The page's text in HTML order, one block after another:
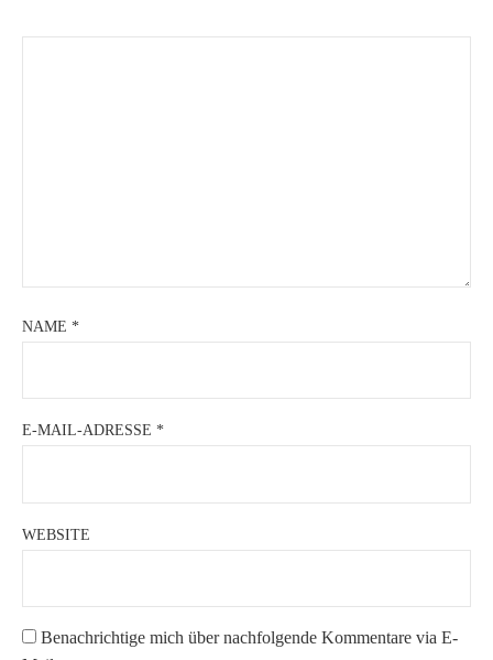
NAME *
E-MAIL-ADRESSE *
WEBSITE
Benachrichtige mich über nachfolgende Kommentare via E-